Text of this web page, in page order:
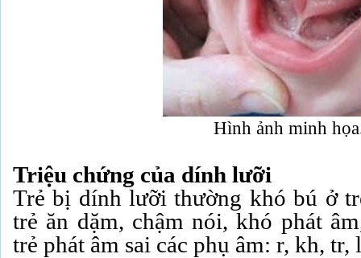
Hình ảnh minh
Triệu chứng của dính lưỡi
Trẻ bị dính lưỡi thường khó bú ở
trẻ ăn dặm, chậm nói, khó phát
trẻ phát âm sai các phụ âm: r, kh,